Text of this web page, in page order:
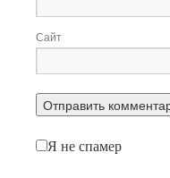
Сайт
Я не спамер